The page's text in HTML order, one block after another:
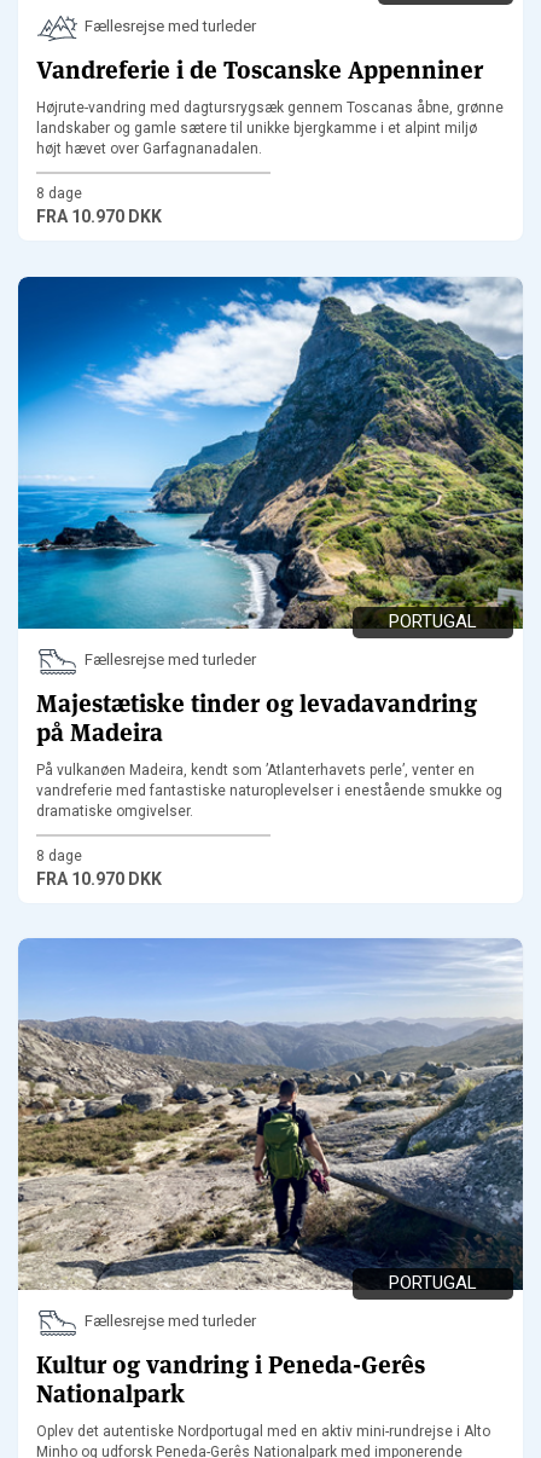
Fællesrejse med turleder
Vandreferie i de Toscanske Appenniner
Højrute-vandring med dagtursrygsæk gennem Toscanas åbne, grønne
landskaber og gamle sætere til unikke bjergkamme i et alpint miljø
højt hævet over Garfagnanadalen.
8 dage
FRA 10.970 DKK
PORTUGAL
Fællesrejse med turleder
Majestætiske tinder og levadavandring
på Madeira
På vulkanøen Madeira, kendt som ’Atlanterhavets perle’, venter en
vandreferie med fantastiske naturoplevelser i enestående smukke og
dramatiske omgivelser.
8 dage
FRA 10.970 DKK
PORTUGAL
Fællesrejse med turleder
Kultur og vandring i Peneda-Gerês
Nationalpark
Oplev det autentiske Nordportugal med en aktiv mini-rundrejse i Alto
Minho og udforsk Peneda-Gerês Nationalpark med imponerende